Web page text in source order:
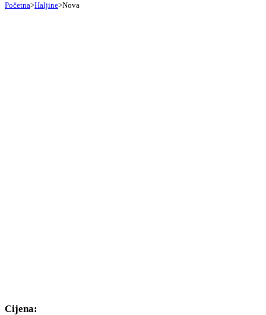
Početna>Haljine>Nova
Cijena: